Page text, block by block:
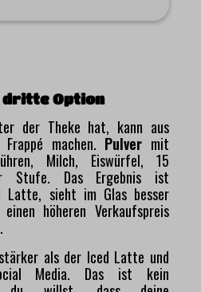
dritte Option
der Theke hat, kann aus
machen. Pulver mit
Milch, Eiswürfel, 15
Stufe. Das Ergebnis ist
Latte, sieht im Glas besser
höheren Verkaufspreis
als der Iced Latte und
Media. Das ist kein